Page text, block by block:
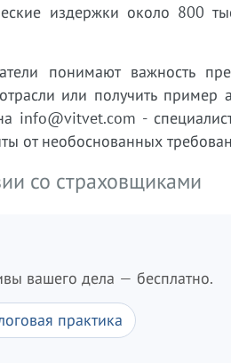
издержки около 800
понимают важность
или получить пример
info@vitvet.com -
от необоснованных
со страховщиками
вашего дела — бесплатно.
практика